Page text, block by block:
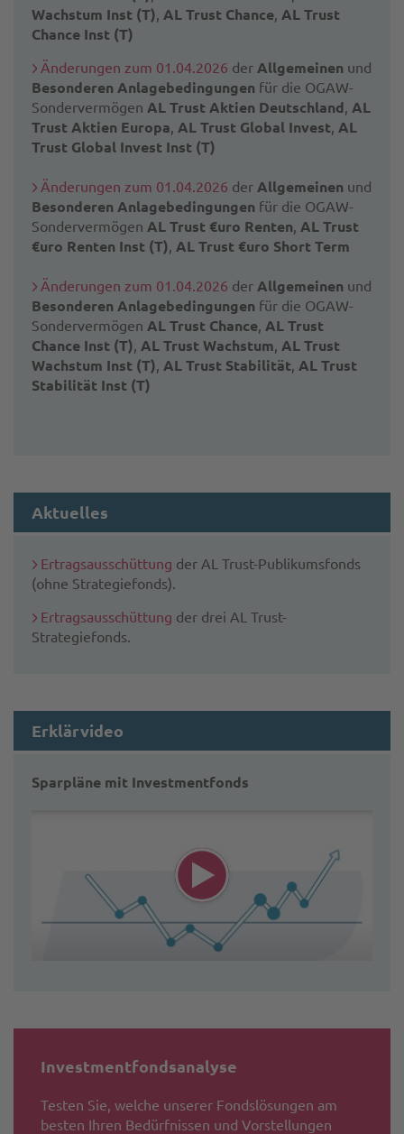
Wachstum Inst (T), AL Trust Chance, AL Trust
Chance Inst (T)
Änderungen zum 01.04.2026 der Allgemeinen und
Besonderen Anlagebedingungen für die OGAW-
Sondervermögen AL Trust Aktien Deutschland , AL
Trust Aktien Europa, AL Trust Global Invest, AL
Trust Global Invest Inst (T)
Änderungen zum 01.04.2026 der Allgemeinen und
Besonderen Anlagebedingungen für die OGAW-
Sondervermögen AL Trust €uro Renten, AL Trust
€uro Renten Inst (T), AL Trust €uro Short Term
Änderungen zum 01.04.2026 der Allgemeinen und
Besonderen Anlagebedingungen für die OGAW-
Sondervermögen AL Trust Chance, AL Trust
Chance Inst (T), AL Trust Wachstum, AL Trust
Wachstum Inst (T), AL Trust Stabilität, AL Trust
Stabilität Inst (T)
Aktuelles
Ertragsausschüttung der AL Trust-Publikumsfonds
(ohne Strategiefonds).
Ertragsausschüttung der drei AL Trust-
Strategiefonds.
Erklärvideo
Sparpläne mit Investmentfonds
Investmentfonds­analyse
Testen Sie, welche unserer Fondslösungen am
besten Ihren Bedürfnissen und Vorstellungen